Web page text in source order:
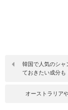
韓国で人気のシャ
ておきたい成分も
オーストラリア